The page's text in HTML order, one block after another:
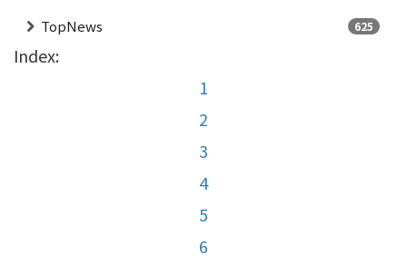
TopNews 625
Index:
1
2
3
4
5
6